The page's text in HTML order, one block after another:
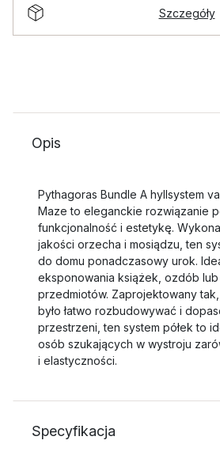
Szczegóły
Opis
Pythagoras Bundle A hyllsystem
Maze to eleganckie rozwiązanie
funkcjonalność i estetykę.
jakości orzecha i mosiądzu, ten
do domu ponadczasowy urok.
eksponowania książek, ozdób lub
przedmiotów. Zaprojektowany
było łatwo rozbudowywać i
przestrzeni, ten system półek to
osób szukających w wystroju
i elastyczności.
Specyfikacja